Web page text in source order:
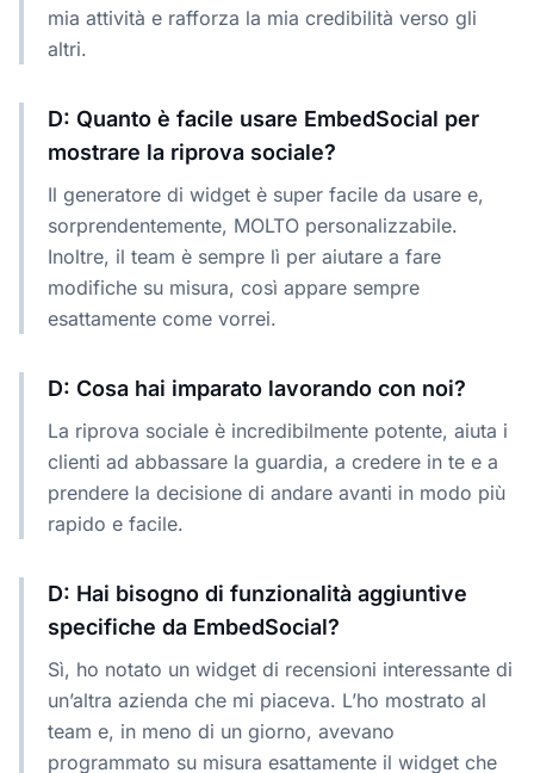
mia attività e rafforza la mia credibilità verso gli
altri.
D: Quanto è facile usare EmbedSocial per
mostrare la riprova sociale?
Il generatore di widget è super facile da usare e,
sorprendentemente, MOLTO personalizzabile.
Inoltre, il team è sempre lì per aiutare a fare
modifiche su misura, così appare sempre
esattamente come vorrei.
D: Cosa hai imparato lavorando con noi?
La riprova sociale è incredibilmente potente, aiuta i
clienti ad abbassare la guardia, a credere in te e a
prendere la decisione di andare avanti in modo più
rapido e facile.
D: Hai bisogno di funzionalità aggiuntive
specifiche da EmbedSocial?
Sì, ho notato un widget di recensioni interessante di
un’altra azienda che mi piaceva. L’ho mostrato al
team e, in meno di un giorno, avevano
programmato su misura esattamente il widget che